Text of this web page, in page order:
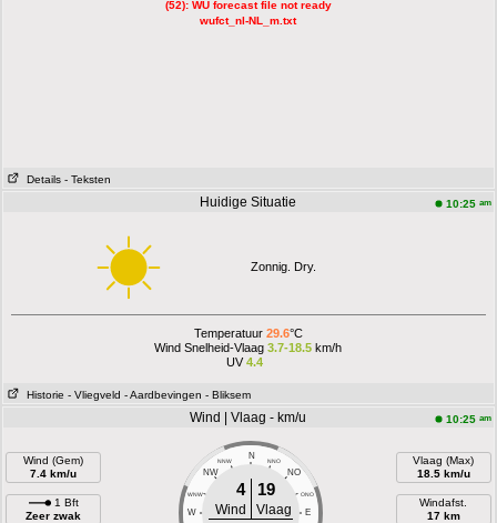
(52): WU forecast file not ready
wufct_nl-NL_m.txt
Details - Teksten
Huidige Situatie 10:25 am
Zonnig. Dry.
Temperatuur 29.6°C
Wind Snelheid-Vlaag 3.7-18.5 km/h
UV4.4
Historie - Vliegveld - Aardbevingen - Bliksem
Wind | Vlaag - km/u 10:25 am
Wind (Gem)
7.4 km/u
1 Bft
Zeer zwak
N
NNW NNO
NW NO
WNW ONO
W E
4 19
Wind
Vlaag
Vlaag (Max)
18.5 km/u
Windafst.
17 km